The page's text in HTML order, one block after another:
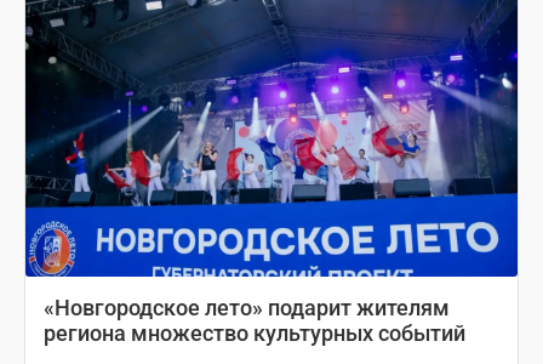
«Новгородское лето» подарит жителям
региона множество культурных событий